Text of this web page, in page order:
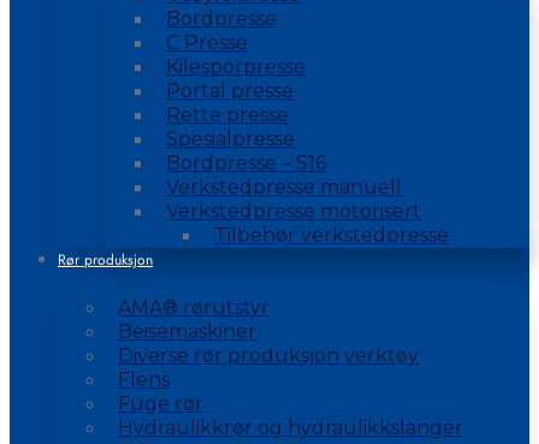
Bordpresse
C Presse
Kilesporpresse
Portal presse
Rette presse
Spesialpresse
Bordpresse – S16
Verkstedpresse manuell
Verkstedpresse motorisert
Tilbehør verkstedpresse
Rør produksjon
AMA® rørutstyr
Beisemaskiner
Diverse rør produksjon verktøy
Flens
Fuge rør
Hydraulikkrør og hydraulikkslanger